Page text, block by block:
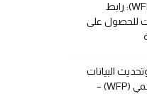
برنامج الغذاء العالمي(WFP): رابط
للحصول على
البيانات
لدى برنامج الأغذية العالمي (WFP) –